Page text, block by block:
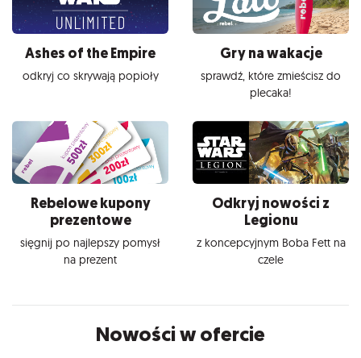
Ashes of the Empire
odkryj co skrywają popioły
Gry na wakacje
sprawdź, które zmieścisz do
plecaka!
Rebelowe kupony
prezentowe
sięgnij po najlepszy pomysł
na prezent
Odkryj nowości z
Legionu
z koncepcyjnym Boba Fett na
czele
Nowości w ofercie